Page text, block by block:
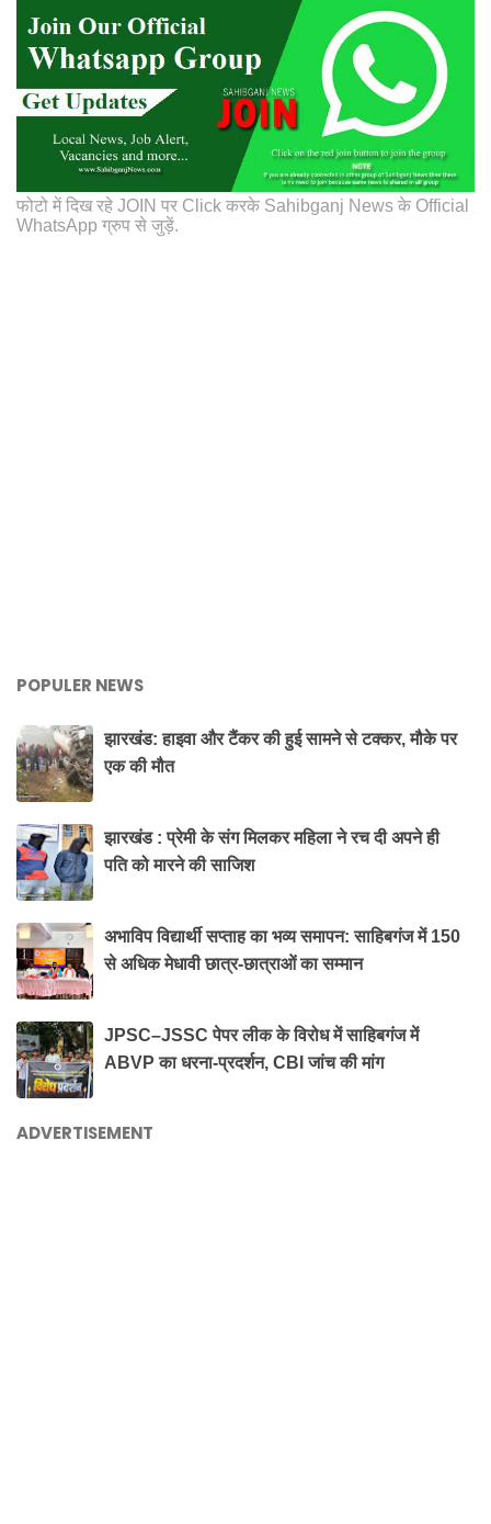
फोटो में दिख रहे JOIN पर Click करके Sahibganj News के Official
WhatsApp ग्रुप से जुड़ें.
POPULER NEWS
झारखंड: हाइवा और टैंकर की हुई सामने से टक्कर, मौके पर
एक की मौत
झारखंड : प्रेमी के संग मिलकर महिला ने रच दी अपने ही
पति को मारने की साजिश
अभाविप विद्यार्थी सप्ताह का भव्य समापन: साहिबगंज में 150
से अधिक मेधावी छात्र-छात्राओं का सम्मान
JPSC–JSSC पेपर लीक के विरोध में साहिबगंज में
ABVP का धरना-प्रदर्शन, CBI जांच की मांग
ADVERTISEMENT